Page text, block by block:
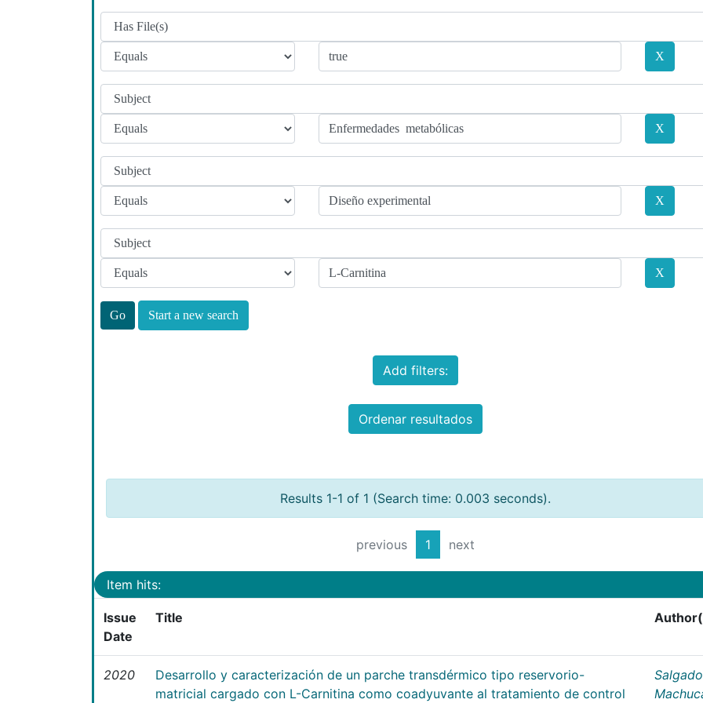
Start a new search
Add filters:
Ordenar resultados
Results 1-1 of 1 (Search time: 0.003 seconds).
previous 1 next
Item hits:
Issue
Date
Title
2020
Desarrollo y caracterización de un parche transdérmico tipo reservorio-
matricial cargado con L-Carnitina como coadyuvante al tratamiento de control
Salgado